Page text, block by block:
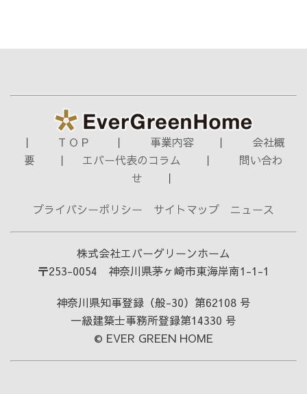
｜ T O P ｜ 事業内容 ｜ 会社概
要 ｜ エバー代表のコラム ｜ 問い合わ
せ ｜
プライバシーポリシー サイトマップ ニュース
株式会社エバーグリーンホーム
〒253-0054 神奈川県茅ヶ崎市東海岸南1-1-1
神奈川県知事登録（般-30）第62108 号
一級建築士事務所登録第14330 号
© EVER GREEN HOME